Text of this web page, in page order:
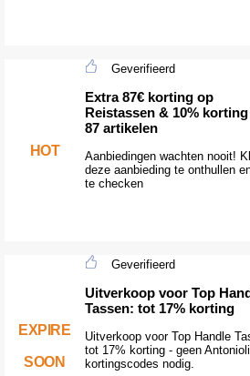
HOT
Geverifieerd
Extra 87€ korting op
Reistassen & 10%
87 artikelen
Aanbiedingen wachten nooit!
deze aanbieding te onthullen
te checken
EXPIRE
SOON
Geverifieerd
Uitverkoop voor Top
Tassen: tot 17% korting
Uitverkoop voor Top Handle
tot 17% korting - geen Antonioli
kortingscodes nodig.